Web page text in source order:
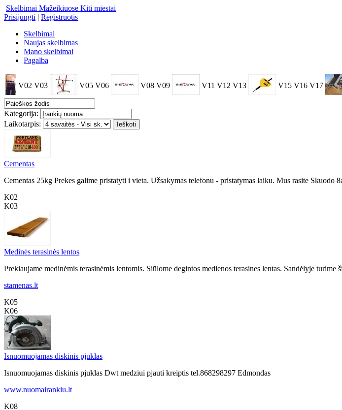
Skelbimai Mažeikiuose Kiti miestai
Prisijungti | Registruotis
Skelbimai
Naujas skelbimas
Mano skelbimai
Pagalba
V02 V03 V05 V06 V08 V09 V11 V12 V13 V15 V16 V17
Kategorija:
Laikotarpis:
Cementas
Cementas 25kg Prekes galime pristatyti i vieta. Užsakymas telefonu - pristatymas laiku. Mus rasite Skuodo
K02
K03
Medinės terasinės lentos
Prekiaujame medinėmis terasinėmis lentomis. Siūlome degintos medienos terasines lentas. Sandėlyje
stamenas.lt
K05
K06
Isnuomuojamas diskinis pjuklas
Isnuomuojamas diskinis pjuklas Dwt medziui pjauti kreiptis tel.868298297 Edmondas
www.nuomairankiu.lt
K08